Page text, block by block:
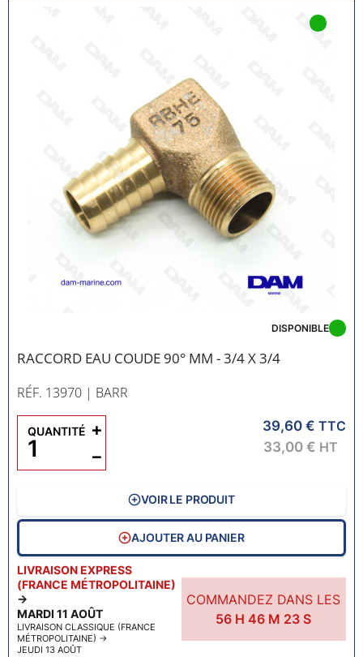
RACCORD EAU COUDE 90° MM - 3/4 X 3/4
RÉF. 13970 | BARR
LIVRAISON EXPRESS
(FRANCE MÉTROPOLITAINE)
→
MARDI 11 AOÛT
LIVRAISON CLASSIQUE (FRANCE
MÉTROPOLITAINE) →
JEUDI 13 AOÛT
COMMANDEZ DANS LES
56 H46 M 22 S
DISPONIBLE
39,60 € TTC
33,00 € HT
QUANTITÉ
−
+
VOIR LE PRODUIT
AJOUTER AU PANIER